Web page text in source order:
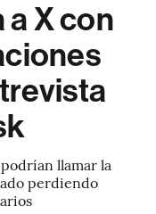
X con
llamar la
perdiendo